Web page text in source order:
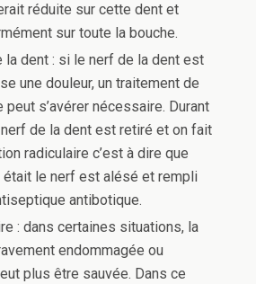
réduite sur cette dent et
sur toute la bouche.
la dent : si le nerf de la dent est
une douleur, un traitement de
peut s’avérer nécessaire. Durant
de la dent est retiré et on fait
radiculaire c’est à dire que
était le nerf est alésé et rempli
antibotique.
: dans certaines situations, la
endommagée ou
plus être sauvée. Dans ce